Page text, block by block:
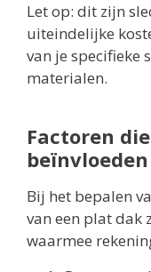
Let op: dit zijn
uiteindelijke
van je specifieke
materialen.
Factoren
beïnvloeden
Bij het bepalen
van een plat dak
waarmee